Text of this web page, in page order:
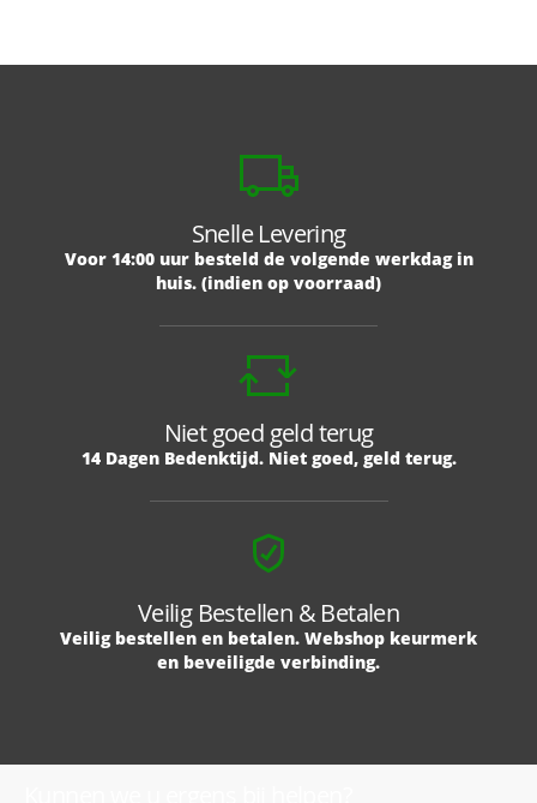
Snelle Levering
Voor 14:00 uur besteld de volgende werkdag in
huis. (indien op voorraad)
Niet goed geld terug
14 Dagen Bedenktijd. Niet goed, geld terug.
Veilig Bestellen & Betalen
Veilig bestellen en betalen. Webshop keurmerk
en beveiligde verbinding.